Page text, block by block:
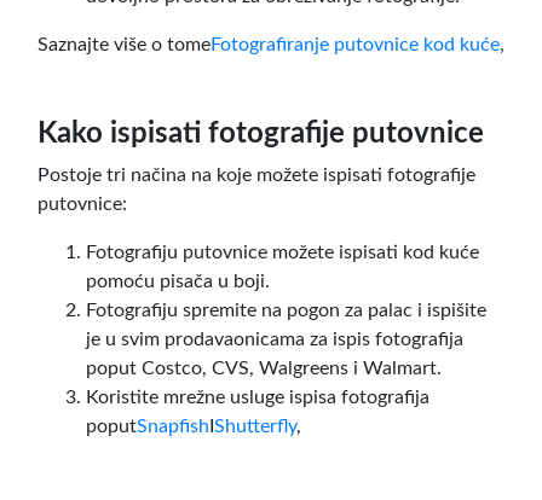
Saznajte više o tomeFotografiranje putovnice kod kuće,
Kako ispisati fotografije putovnice
Postoje tri načina na koje možete ispisati fotografije
putovnice:
Fotografiju putovnice možete ispisati kod kuće
pomoću pisača u boji.
Fotografiju spremite na pogon za palac i ispišite
je u svim prodavaonicama za ispis fotografija
poput Costco, CVS, Walgreens i Walmart.
Koristite mrežne usluge ispisa fotografija
poputSnapfish Shutterfly,